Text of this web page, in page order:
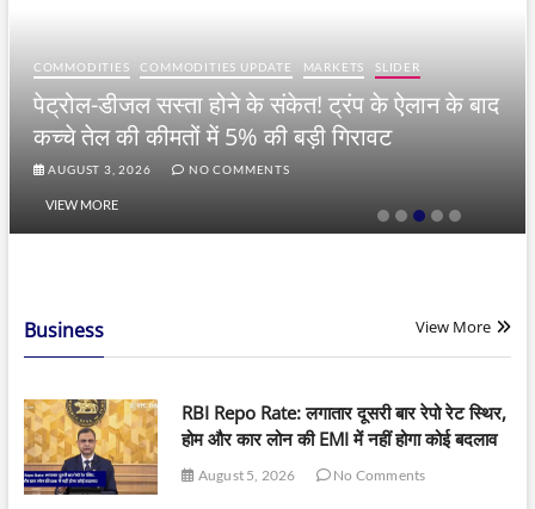
UPDATE MARKETS SLIDER
सस्ता होने के संकेत! ट्रंप के ऐलान के बाद
में 5% की बड़ी गिरावट
NO COMMENTS
E20 विवाद
मांग दोगुनी,
Business View More
RBI Repo Rate: लगातार दूसरी बार रेपो रेट स्थिर,
होम और कार लोन की EMI में नहीं होगा कोई बदलाव
August 5, 2026 No Comments